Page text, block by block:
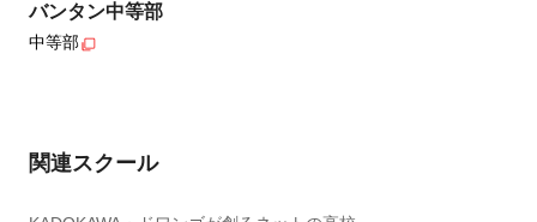
バンタン中等部
中等部
関連スクール